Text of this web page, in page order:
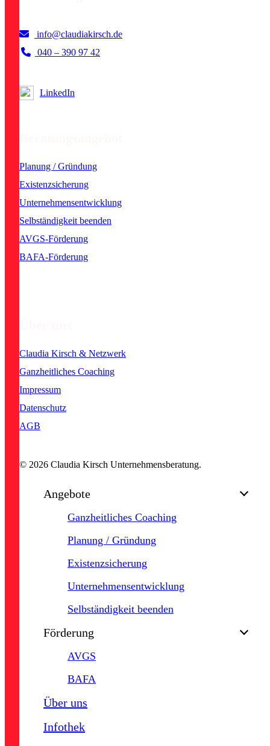
info@claudiakirsch.de
040 – 390 97 42
LinkedIn
Planung / Gründung
Existenzsicherung
Unternehmensentwicklung
Selbständigkeit beenden
AVGS-Förderung
BAFA-Förderung
Claudia Kirsch & Netzwerk
Ganzheitliches Coaching
Impressum
Datenschutz
AGB
© 2026 Claudia Kirsch Unternehmensberatung.
Angebote
Ganzheitliches Coaching
Planung / Gründung
Existenzsicherung
Unternehmensentwicklung
Selbständigkeit beenden
Förderung
AVGS
BAFA
Über uns
Infothek